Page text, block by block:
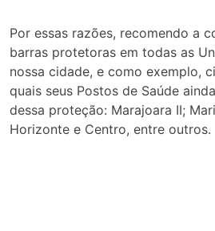
Por essas razões, recomendo a
barras protetoras em todas as
nossa cidade, e como exemplo,
quais seus Postos de Saúde
dessa proteção: Marajoara II;
Horizonte e Centro, entre outros.